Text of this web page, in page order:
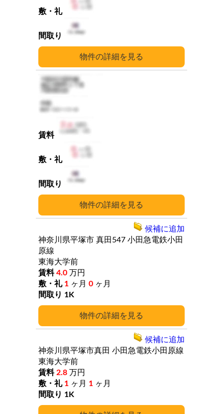
詳細
詳細
詳細
神奈川県平塚市 真田547 小田急電鉄小田
原線
東海大学前
4.0 万円
1 ヶ月 0 ヶ月
1K
候補に追加
神奈川県平塚市真田 小田急電鉄小田原線
東海大学前
2.8 万円
1 ヶ月 1 ヶ月
1K
候補に追加